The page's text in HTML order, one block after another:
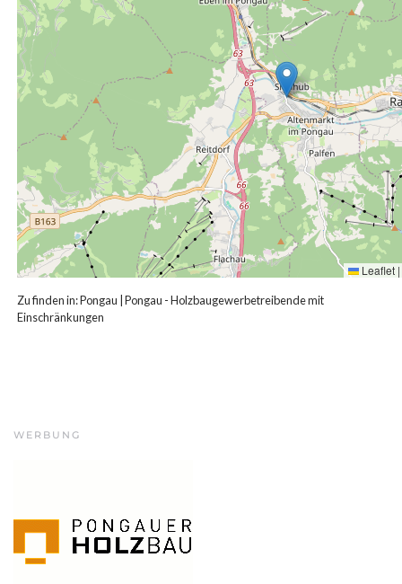
Leaflet |
Zu finden in:Pongau Pongau - Holzbaugewerbetreibende mit
Einschränkungen
WERBUNG